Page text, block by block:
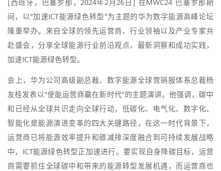
[西班牙，巴塞罗那，2024年2月26日] 在MWC24 巴塞罗那期
间，以“加速ICT能源绿色转型”为主题的华为数字能源高峰论坛
隆重举办。来自全球的领先运营商、行业领袖以及产业专家共
赴盛会，分享全球能源行业前沿观点、最新洞察和成功实践，
加速ICT能源绿色转型。
会上，华为公司高级副总裁、数字能源全球营销服体系总裁杨
友桂发表以“使能运营商赢在新时代”的主题演讲。他强调，碳中
和已经从全球共识走向全球行动，低碳化、电气化、数字化、
智能化是能源演进变革的四大关键路径，在这一时代背景下，
运营商已将能源效率提升和碳减排深度融合到可持续发展战略
中，ICT能源绿色转型正加速进行。要实现自身降碳目标，运营
商需要抓住全球碳中和带来的能源转型发展机遇，而运营商也